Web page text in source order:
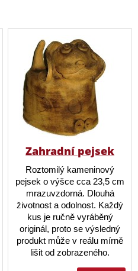
Zahradní pejsek
Roztomilý kameninový
pejsek o výšce cca 23,5 cm
mrazuvzdorná. Dlouhá
životnost a odolnost. Každý
kus je ručně vyráběný
originál, proto se výsledný
produkt může v reálu mírně
lišit od zobrazeného.